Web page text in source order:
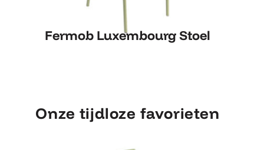
Fermob Luxembourg Stoel
Fermob Luxembourg Stoel
Onze tijdloze favorieten